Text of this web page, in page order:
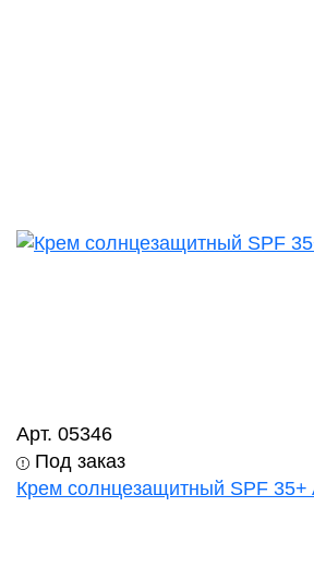
Арт. 05346
Под заказ
Крем солнцезащитный SPF